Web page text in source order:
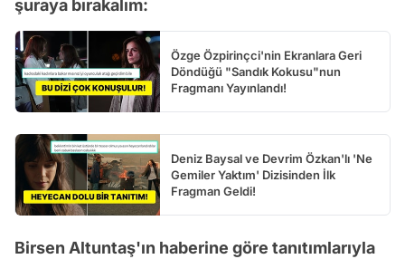
şuraya bırakalım:
Özge Özpirinçci'nin Ekranlara Geri
Döndüğü "Sandık Kokusu"nun
Fragmanı Yayınlandı!
Deniz Baysal ve Devrim Özkan'lı 'Ne
Gemiler Yaktım' Dizisinden İlk
Fragman Geldi!
Birsen Altuntaş'ın haberine göre tanıtımlarıyla